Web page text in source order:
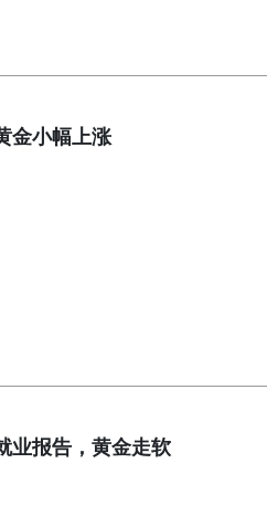
金小幅上涨
业报告，黄金走软